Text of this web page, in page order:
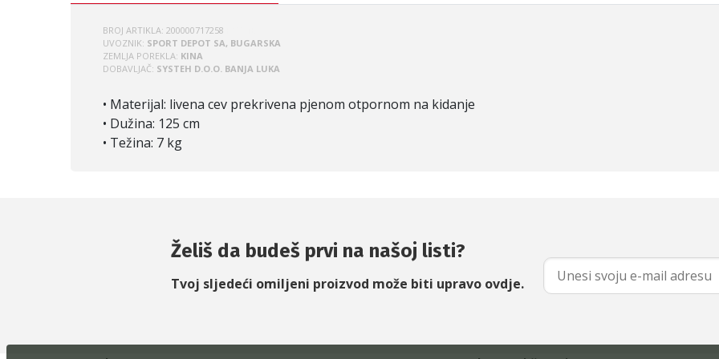
BROJ ARTIKLA: 200000717258
UVOZNIK: SPORT DEPOT SA, BUGARSKA
ZEMLJA POREKLA: KINA
DOBAVLJAČ: SYSTEH D.O.O. BANJA LUKA
• Materijal: livena cev prekrivena pjenom otpornom na kidanje
• Dužina: 125 cm
• Težina: 7 kg
Želiš da budeš prvi na našoj listi?
Tvoj sljedeći omiljeni proizvod može biti upravo ovdje.